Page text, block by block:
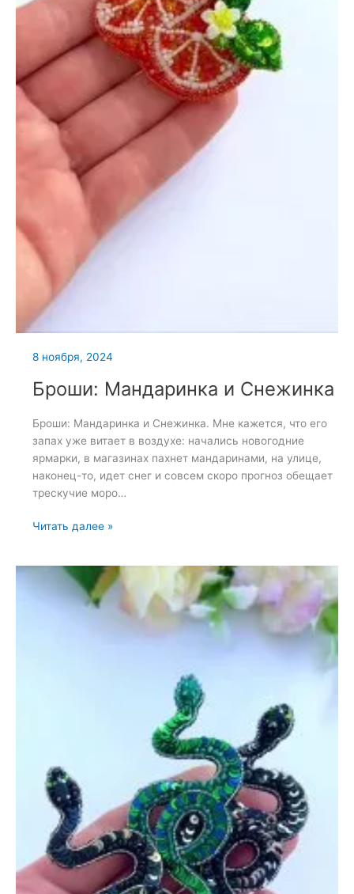
8 ноября, 2024
Броши: Мандаринка и Снежинка
Броши: Мандаринка и Снежинка. Мне кажется, что его
запах уже витает в воздухе: начались новогодние
ярмарки, в магазинах пахнет мандаринами, на улице,
наконец-то, идет снег и совсем скоро прогноз обещает
трескучие моро…
Броши:
Снежинка
Читать далее »